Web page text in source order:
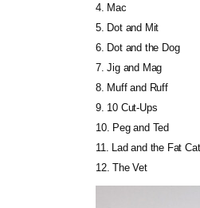
4. Mac
5. Dot and Mit
6. Dot and the Dog
7. Jig and Mag
8. Muff and Ruff
9. 10 Cut-Ups
10. Peg and Ted
11. Lad and the Fat Cat
12. The Vet